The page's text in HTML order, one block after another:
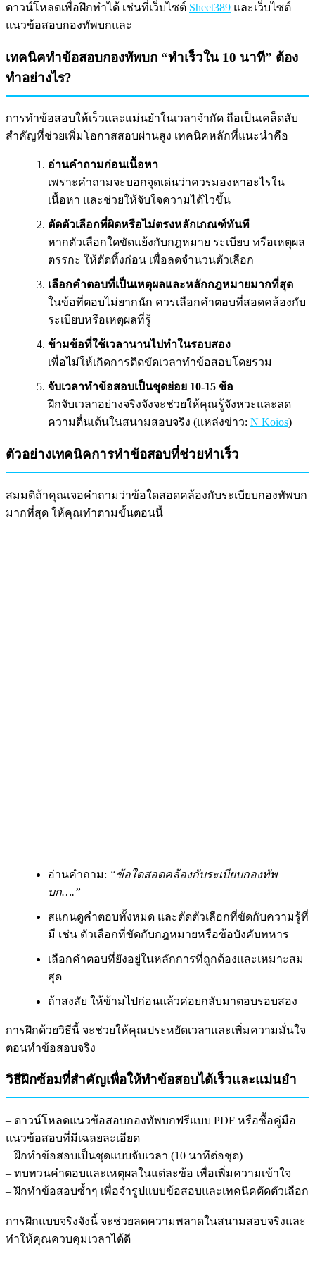
ดาวน์โหลดเพื่อฝึกทำได้ เช่นที่เว็บไซต์ Sheet389 และเว็บไซต์
แนวข้อสอบกองทัพบกและ
เทคนิคทำข้อสอบกองทัพบก “ทำเร็วใน 10 นาที” ต้อง
ทำอย่างไร?
การทำข้อสอบให้เร็วและแม่นยำในเวลาจำกัด ถือเป็นเคล็ดลับ
สำคัญที่ช่วยเพิ่มโอกาสสอบผ่านสูง เทคนิคหลักที่แนะนำคือ
อ่านคำถามก่อนเนื้อหา
เพราะคำถามจะบอกจุดเด่นว่าควรมองหาอะไรใน
เนื้อหา และช่วยให้จับใจความได้ไวขึ้น
ตัดตัวเลือกที่ผิดหรือไม่ตรงหลักเกณฑ์ทันที
หากตัวเลือกใดขัดแย้งกับกฎหมาย ระเบียบ หรือเหตุผล
ตรรกะ ให้ตัดทิ้งก่อน เพื่อลดจำนวนตัวเลือก
เลือกคำตอบที่เป็นเหตุผลและหลักกฎหมายมากที่สุด
ในข้อที่ตอบไม่ยากนัก ควรเลือกคำตอบที่สอดคล้องกับ
ระเบียบหรือเหตุผลที่รู้
ข้ามข้อที่ใช้เวลานานไปทำในรอบสอง
เพื่อไม่ให้เกิดการติดขัดเวลาทำข้อสอบโดยรวม
จับเวลาทำข้อสอบเป็นชุดย่อย 10-15 ข้อ
ฝึกจับเวลาอย่างจริงจังจะช่วยให้คุณรู้จังหวะและลด
ความตื่นเต้นในสนามสอบจริง (แหล่งข่าว: N Koios)
ตัวอย่างเทคนิคการทำข้อสอบที่ช่วยทำเร็ว
สมมติถ้าคุณเจอคำถามว่าข้อใดสอดคล้องกับระเบียบกองทัพบก
มากที่สุด ให้คุณทำตามขั้นตอนนี้
อ่านคำถาม: “ข้อใดสอดคล้องกับระเบียบกองทัพ
บก….”
สแกนดูคำตอบทั้งหมด และตัดตัวเลือกที่ขัดกับความรู้ที่
มี เช่น ตัวเลือกที่ขัดกับกฎหมายหรือข้อบังคับทหาร
เลือกคำตอบที่ยังอยู่ในหลักการที่ถูกต้องและเหมาะสม
สุด
ถ้าสงสัย ให้ข้ามไปก่อนแล้วค่อยกลับมาตอบรอบสอง
การฝึกด้วยวิธีนี้ จะช่วยให้คุณประหยัดเวลาและเพิ่มความมั่นใจ
ตอนทำข้อสอบจริง
วิธีฝึกซ้อมที่สำคัญเพื่อให้ทำข้อสอบได้เร็วและแม่นยำ
– ดาวน์โหลดแนวข้อสอบกองทัพบกฟรีแบบ PDF หรือซื้อคู่มือ
แนวข้อสอบที่มีเฉลยละเอียด
– ฝึกทำข้อสอบเป็นชุดแบบจับเวลา (10 นาทีต่อชุด)
– ทบทวนคำตอบและเหตุผลในแต่ละข้อ เพื่อเพิ่มความเข้าใจ
– ฝึกทำข้อสอบซ้ำๆ เพื่อจำรูปแบบข้อสอบและเทคนิคตัดตัวเลือก
การฝึกแบบจริงจังนี้ จะช่วยลดความพลาดในสนามสอบจริงและ
ทำให้คุณควบคุมเวลาได้ดี